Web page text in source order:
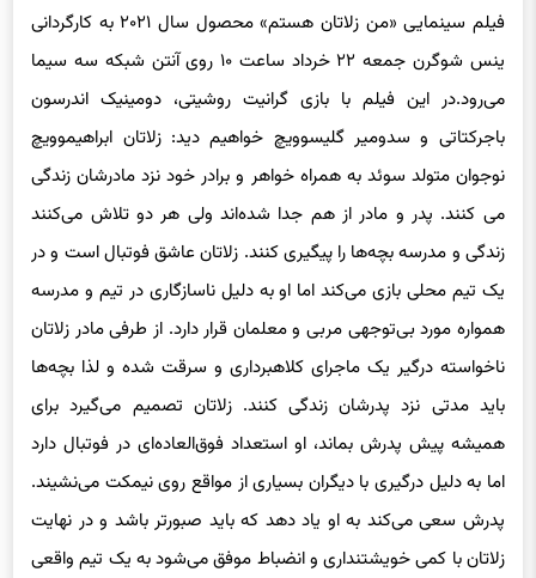
فیلم سینمایی «من زلاتان هستم» محصول سال ۲۰۲۱ به کارگردانی
ینس شوگرن جمعه ۲۲ خرداد ساعت ۱۰ روی آنتن شبکه سه سیما
می‌رود.در این فیلم با بازی گرانیت روشیتی، دومینیک اندرسون
باجرکتاتی و سدومیر گلیسوویچ خواهیم دید: زلاتان ابراهیموویچ
نوجوان متولد سوئد به همراه خواهر و برادر خود نزد مادرشان زندگی
می کنند. پدر و مادر از هم جدا شده‌اند ولی هر دو تلاش می‌کنند
زندگی و مدرسه بچه‌ها را پیگیری کنند. زلاتان عاشق فوتبال است و در
یک تیم محلی بازی می‌کند اما او به دلیل ناسازگاری در تیم و مدرسه
همواره مورد بی‌توجهی مربی و معلمان قرار دارد. از طرفی مادر زلاتان
ناخواسته درگیر یک ماجرای کلاهبرداری و سرقت شده و لذا بچه‌ها
باید مدتی نزد پدرشان زندگی کنند. زلاتان تصمیم می‌گیرد برای
همیشه پیش پدرش بماند، او استعداد فوق‌العاده‌ای در فوتبال دارد
اما به دلیل درگیری با دیگران بسیاری از مواقع روی نیمکت می‌نشیند.
پدرش سعی می‌کند به او یاد دهد که باید صبورتر باشد و در نهایت
زلاتان با کمی خویشتنداری و انضباط موفق می‌شود به یک تیم واقعی